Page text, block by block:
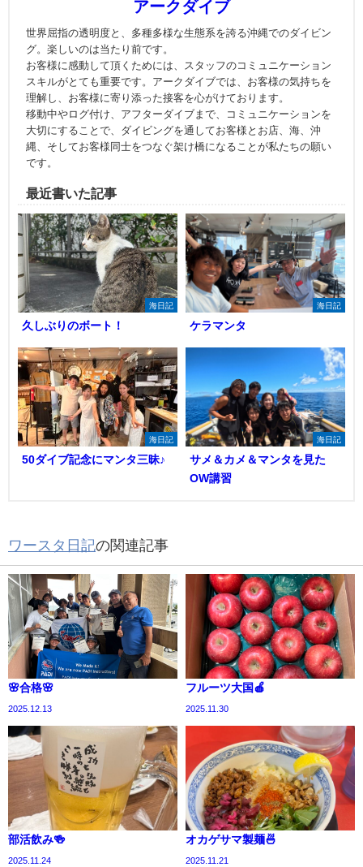
アークダイブ
世界屈指の透明度と、多種多様な生態系を誇る沖縄でのダイビン
グ。楽しいのは当たり前です。
お客様に感動して頂くためには、スタッフのコミュニケーション
スキルがとても重要です。アークダイブでは、お客様の気持ちを
理解し、お客様に寄り添った接客を心がけております。
移動中やログ付け、アフターダイブまで、コミュニケーションを
大切にすることで、ダイビングを通してお客様とお店、海、沖
縄、そしてお客様同士をつなぐ架け橋になることが私たちの願い
です。
最近書いた記事
海日記
久しぶりのボート！
海日記
ケラマンタ
海日記
50ダイブ記念にマンタ三昧♪
海日記
サメ＆カメ＆マンタを見た
OW講習
ワースタ日記の関連記事
🌸合格🌸
2025.12.13
フルーツ大国🍎
2025.11.30
部活飲み🍻
2025.11.24
オカゲサマ製麺🍜
2025.11.21